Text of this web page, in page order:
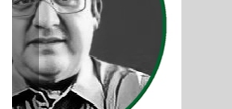
Previous